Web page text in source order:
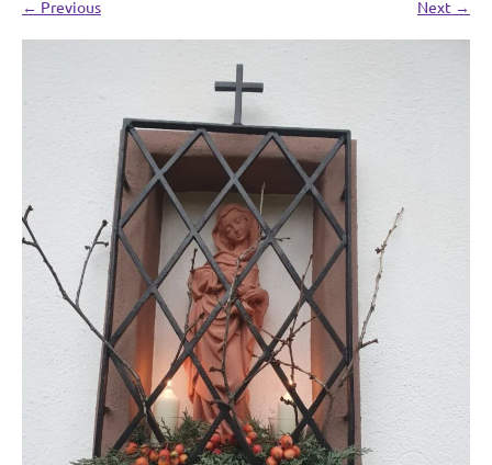
← Previous Next →